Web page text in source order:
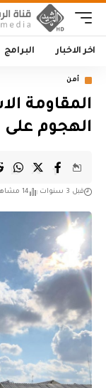
اخر الاخبار البرامج
أمن
المقاومة
الهجوم على
قبل 3 سنوات 14 مشاهدات